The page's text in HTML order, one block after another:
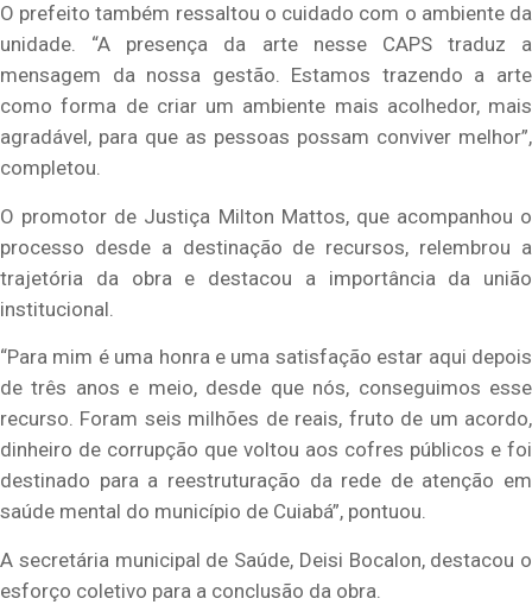
O prefeito também ressaltou o cuidado com o ambiente da
unidade. “A presença da arte nesse CAPS traduz a
mensagem da nossa gestão. Estamos trazendo a arte
como forma de criar um ambiente mais acolhedor, mais
agradável, para que as pessoas possam conviver melhor”,
completou.
O promotor de Justiça Milton Mattos, que acompanhou o
processo desde a destinação de recursos, relembrou a
trajetória da obra e destacou a importância da união
institucional.
“Para mim é uma honra e uma satisfação estar aqui depois
de três anos e meio, desde que nós, conseguimos esse
recurso. Foram seis milhões de reais, fruto de um acordo,
dinheiro de corrupção que voltou aos cofres públicos e foi
destinado para a reestruturação da rede de atenção em
saúde mental do município de Cuiabá”, pontuou.
A secretária municipal de Saúde, Deisi Bocalon, destacou o
esforço coletivo para a conclusão da obra.